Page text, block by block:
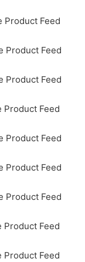
Product Feed
Product Feed
Product Feed
Product Feed
Product Feed
Product Feed
Product Feed
Product Feed
Product Feed